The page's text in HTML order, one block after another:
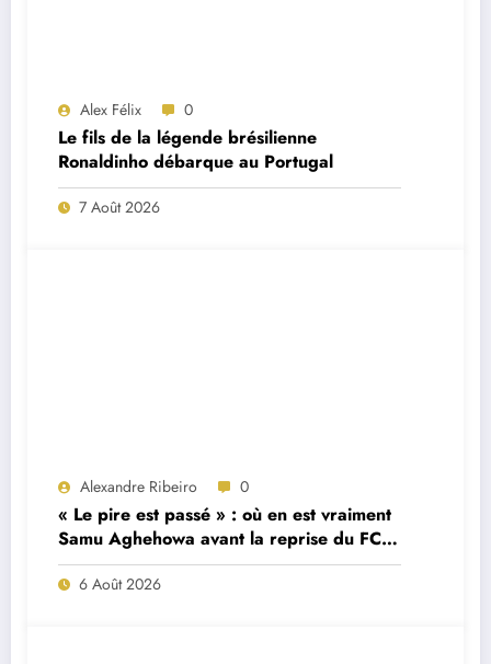
Alex Félix 0
Le fils de la légende brésilienne
Ronaldinho débarque au Portugal
7 Août 2026
Alexandre Ribeiro 0
« Le pire est passé » : où en est vraiment
Samu Aghehowa avant la reprise du FC
Porto ?
6 Août 2026